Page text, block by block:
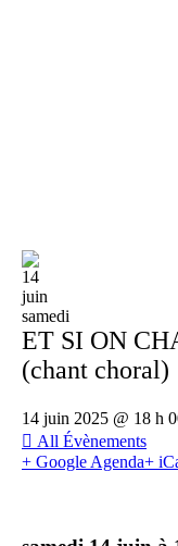
14
juin
samedi
ET SI ON
(chant choral)
14 juin 2025 @ 18 h
All Évènements
+ Google Agenda+